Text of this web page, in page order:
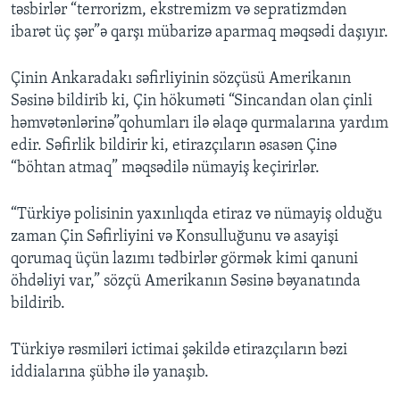
təsbirlər “terrorizm, ekstremizm və sepratizmdən
ibarət üç şər”ə qarşı mübarizə aparmaq məqsədi daşıyır.
Çinin Ankaradakı səfirliyinin sözçüsü Amerikanın
Səsinə bildirib ki, Çin hökuməti “Sincandan olan çinli
həmvətənlərinə”qohumları ilə əlaqə qurmalarına yardım
edir. Səfirlik bildirir ki, etirazçıların əsasən Çinə
“böhtan atmaq” məqsədilə nümayiş keçirirlər.
“Türkiyə polisinin yaxınlıqda etiraz və nümayiş olduğu
zaman Çin Səfirliyini və Konsulluğunu və asayişi
qorumaq üçün lazımı tədbirlər görmək kimi qanuni
öhdəliyi var,” sözçü Amerikanın Səsinə bəyanatında
bildirib.
Türkiyə rəsmiləri ictimai şəkildə etirazçıların bəzi
iddialarına şübhə ilə yanaşıb.